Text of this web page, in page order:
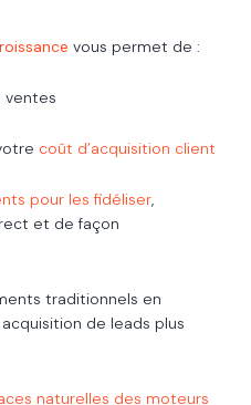
vous permet de :
ventes
coût d’acquisition client
pour les fidéliser,
et de façon
traditionnels en
de leads plus
naturelles des moteurs